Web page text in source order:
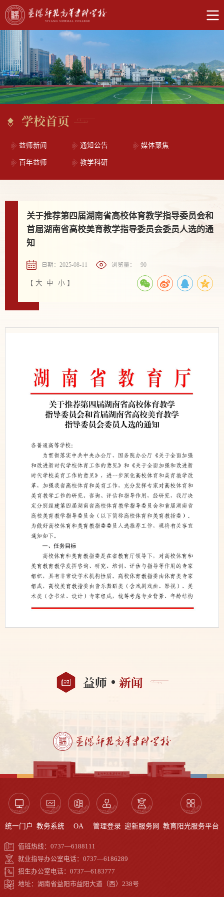
学校首页
益师新闻 通知公告 媒体聚焦
百年益师 教学科研
关于推荐第四届湖南省高校体育教学指导委员会和
首届湖南省高校美育教学指导委员会委员人选的通
知
日期：2025-08-11 浏览量： 90
【 大 中 小 】
益师 新闻
统一门户 教务系统 OA 管理登录 迎新服务网 教育阳光服务平台
值班热线：0737—6188111
就业指导办公室电话：0737—6186289
招生办公室电话：0737—6183777
地址：湖南省益阳市益阳大道（西）238号